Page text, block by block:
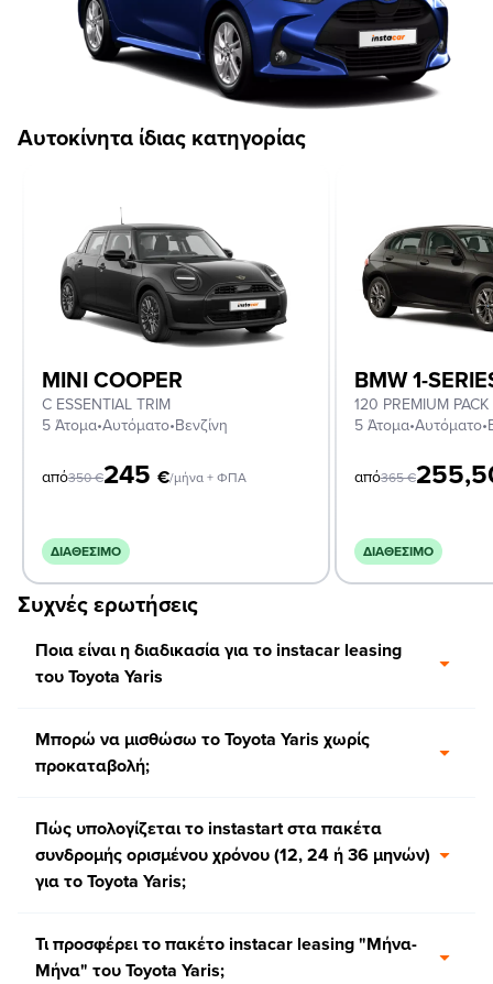
Αυτοκίνητα ίδιας κατηγορίας
MINI COOPER
C ESSENTIAL TRIM
5 Άτομα•Αυτόματο•Βενζίνη
από350€245 €/μήνα + ΦΠΑ
ΔΙΑΘΈΣΙΜΟ
BMW 1-
120 PREMIUM PACK
5 Άτομα•Αυτόματο•
από365€
ΔΙΑΘΈΣΙΜΟ
Συχνές ερωτήσεις
Ποια είναι η διαδικασία για το instacar leasing
του Toyota Yaris
Μπορώ να μισθώσω το Toyota Yaris χωρίς
προκαταβολή;
Πώς υπολογίζεται το instastart στα πακέτα
συνδρομής ορισμένου χρόνου (12, 24 ή 36 μηνών)
για το Toyota Yaris;
Τι προσφέρει το πακέτο instacar leasing "Μήνα-
Μήνα" του Toyota Yaris;